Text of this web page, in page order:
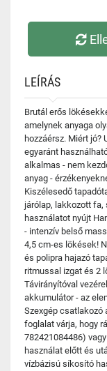
LEÍRÁS
Brutál erős
amelynek anyaga
hozzáérsz. Miért jó?
egyaránt
alkalmas - nem
anyag -
Kiszélesedő
járólap, lakkozott fa,
használatot nyújt
- intenzív belső
4,5 cm-es lökések!
és polipra hajazó
ritmussal izgat és 2
Távirányítóval
akkumulátor - az
Szexgép csatlakozó
foglalat várja, hogy
782421084486)
használat előtt és
vízbázisú síkosító